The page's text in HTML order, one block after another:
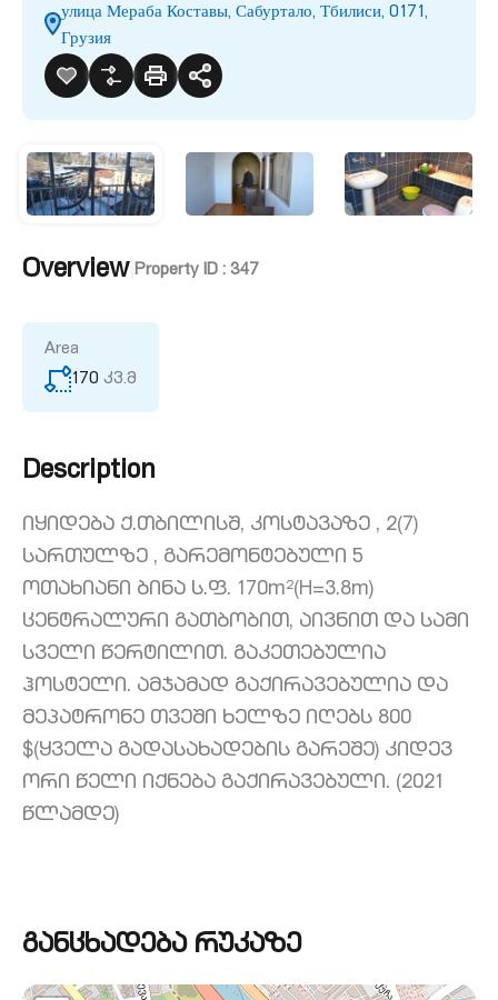
улица Мераба Коставы, Сабуртало, Тбилиси, 0171,
Грузия
Overview| Property ID : 347
Area
170 კვ.მ
Description
იყიდება ქ.თბილისშ, კოსტავაზე , 2(7)
სართულზე , გარემონტებული 5
ოთახიანი ბინა ს.ფ. 170m²(H=3.8m)
ცენტრალური გათბობით, აივნით და სამი
სველი წერტილით. გაკეთებულია
ჰოსტელი. ამჯამად გაქირავებულია და
მეპატრონე თვეში ხელზე იღებს 800
$(ყველა გადასახადების გარეშე) კიდევ
ორი წელი იქნება გაქირავებული. (2021
წლამდე)
განცხადება რუკაზე